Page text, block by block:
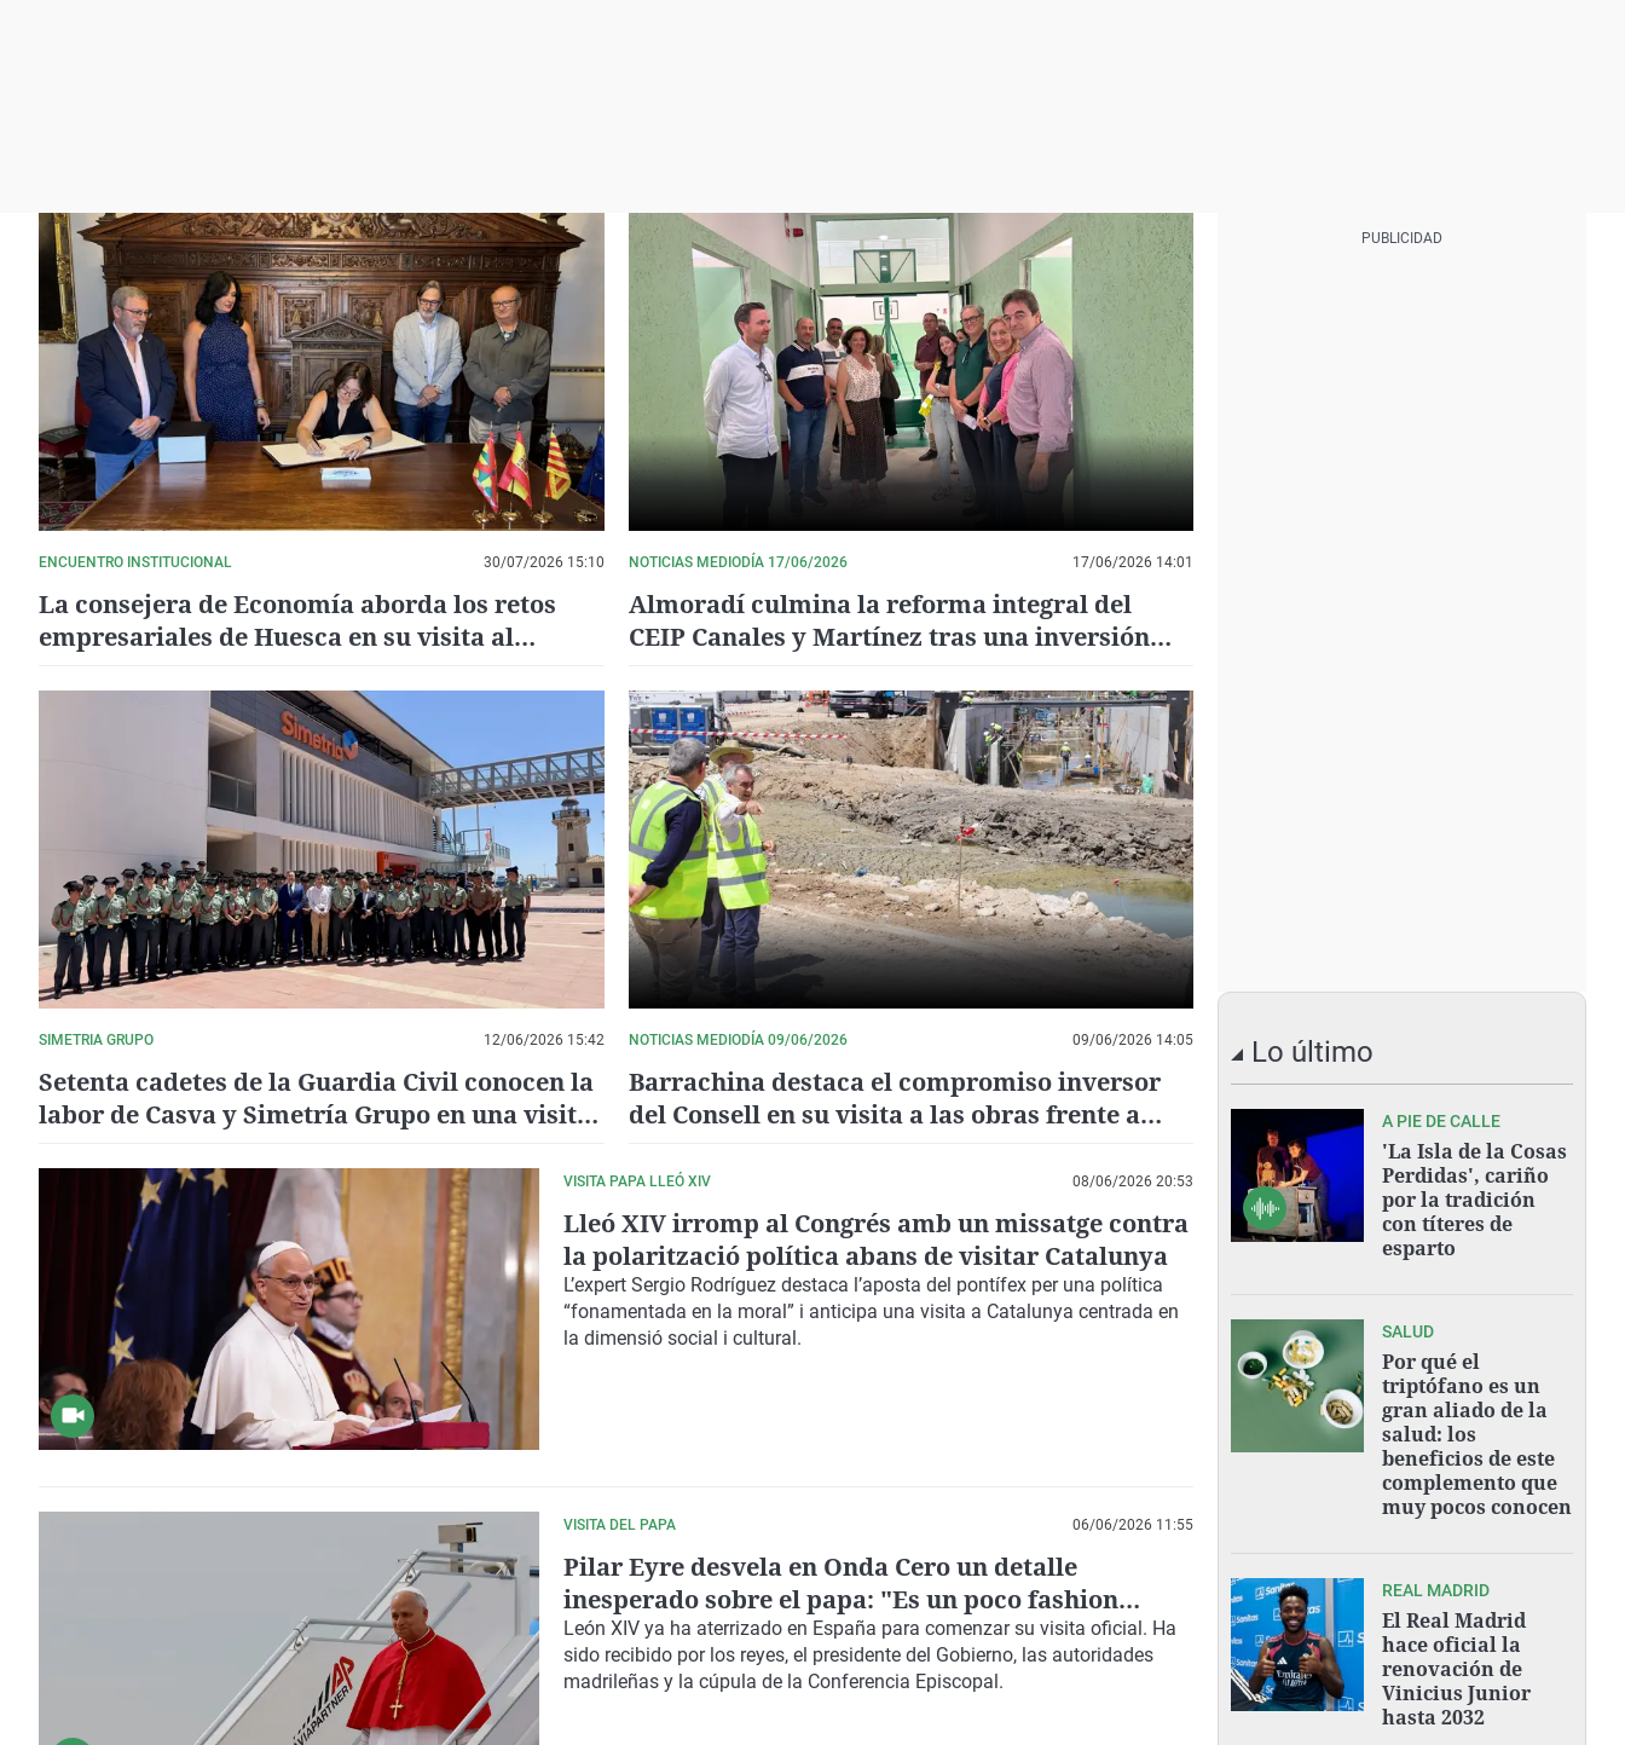
ENCUENTRO INSTITUCIONAL 30/07/2026 15:10
La consejera de Economía aborda los retos
empresariales de Huesca en su visita al
NOTICIAS MEDIODÍA 17/06/2026 17/06/2026 14:01
Almoradí culmina la reforma integral del
CEIP Canales y Martínez tras una inversión
SIMETRIA GRUPO 12/06/2026 15:42
Setenta cadetes de la Guardia Civil conocen la
labor de Casva y Simetría Grupo en una visita
NOTICIAS MEDIODÍA 09/06/2026 09/06/2026 14:05
Barrachina destaca el compromiso inversor
del Consell en su visita a las obras frente a
VISITA PAPA LLEÓ XIV 08/06/2026 20:53
Lleó XIV irromp al Congrés amb un missatge contra
la polarització política abans de visitar Catalunya
L’expert Sergio Rodríguez destaca l’aposta del pontífex per una política
“fonamentada en la moral” i anticipa una visita a Catalunya centrada en
la dimensió social i cultural.
VISITA DEL PAPA 06/06/2026 11:55
Pilar Eyre desvela en Onda Cero un detalle
inesperado sobre el papa: "Es un poco fashion
victim"
León XIV ya ha aterrizado en España para comenzar su visita oficial. Ha
sido recibido por los reyes, el presidente del Gobierno, las autoridades
madrileñas y la cúpula de la Conferencia Episcopal.
Lo último
A PIE DE CALLE
'La Isla de la Cosas
Perdidas', cariño
por la tradición
con títeres de
esparto
SALUD
Por qué el
triptófano es un
gran aliado de la
salud: los
beneficios de este
complemento que
muy pocos conocen
REAL MADRID
El Real Madrid
hace oficial la
renovación de
Vinicius Junior
hasta 2032